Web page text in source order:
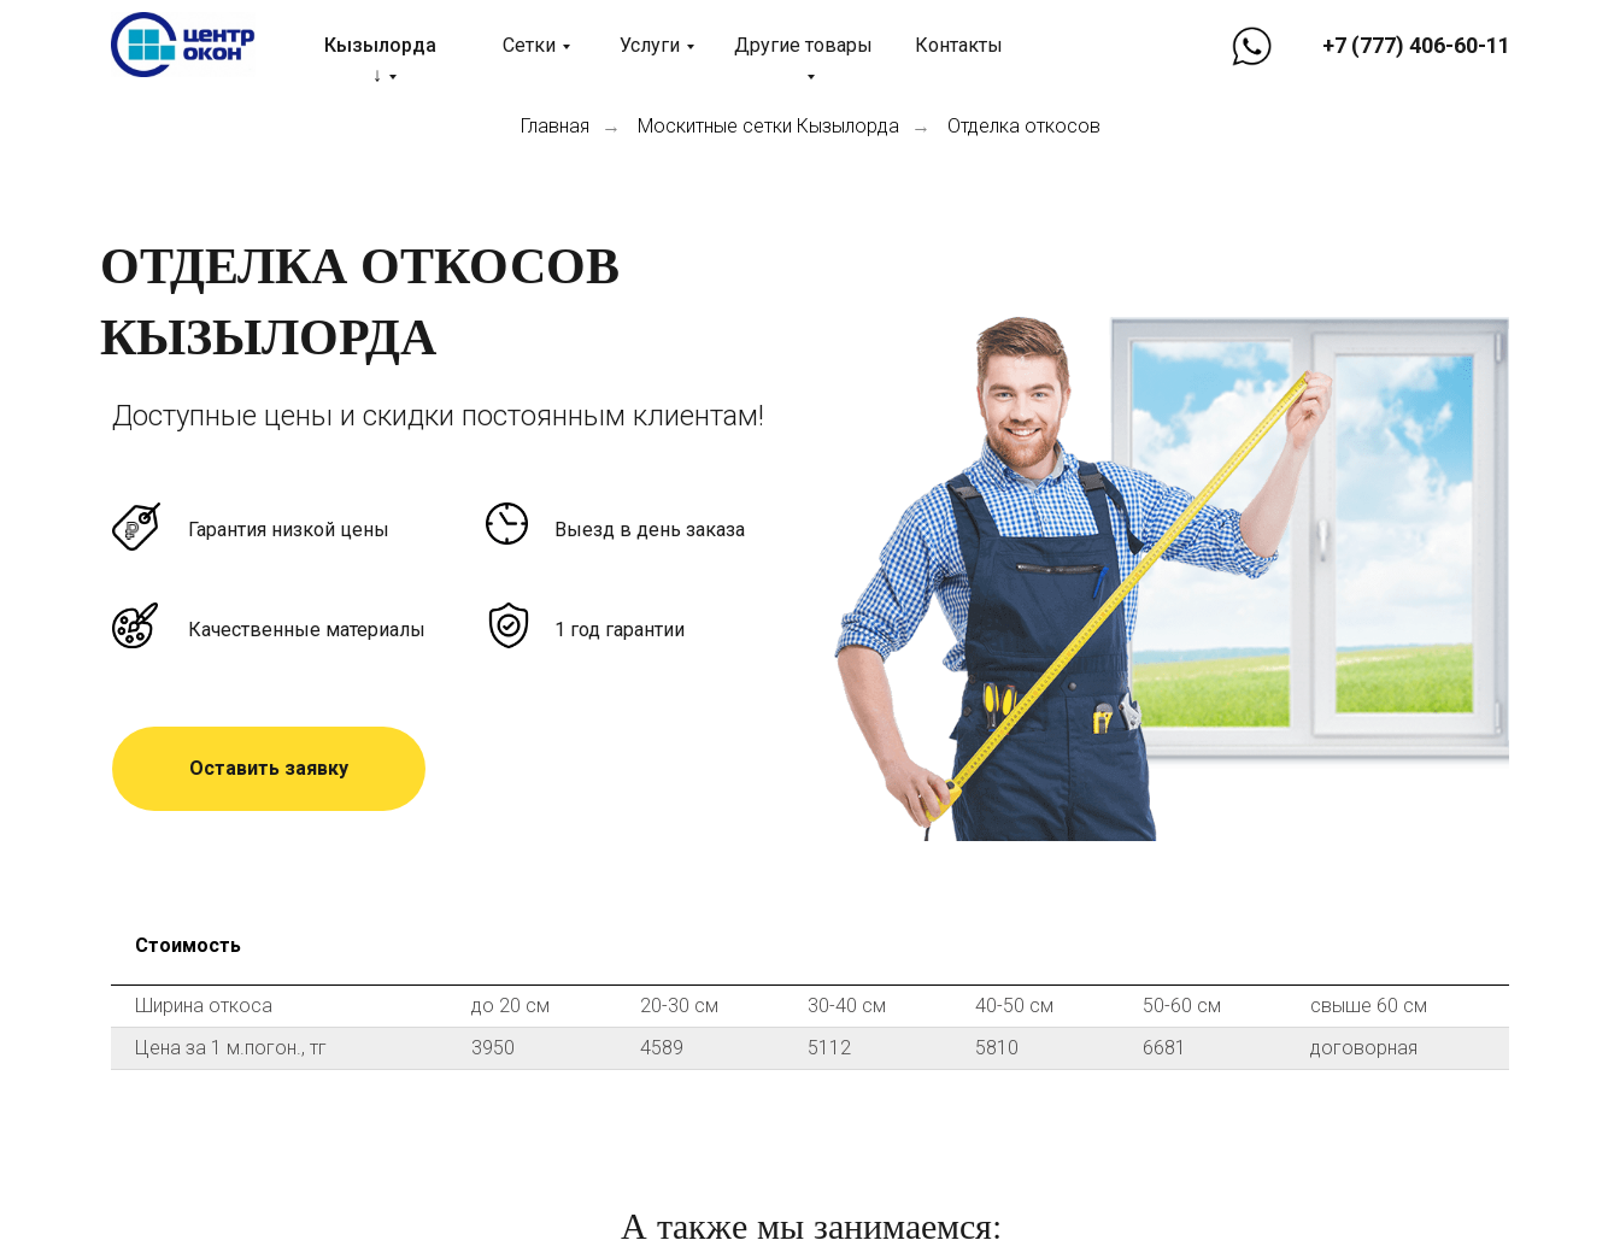
+7 (777) 406-60-11
Услуги
Кызылорда
↓
Другие товары Контакты
Сетки
Главная → Москитные сетки Кызылорда → Отделка откосов
ОТДЕЛКА ОТКОСОВ
КЫЗЫЛОРДА
Гарантия низкой цены Выезд в день заказа
Качественные материалы 1 год гарантии
Оставить заявку
Доступные цены и скидки постоянным клиентам!
Стоимость
Ширина откоса до 20 см 20-30 см 30-40 см 40-50 см 50-60 см
свыше 60 см
Цена за 1 м.погон., тг
3950 4589 5112 5810 6681 договорная
А также мы занимаемся: